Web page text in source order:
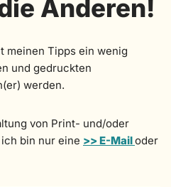
Anderen!
meinen Tipps ein wenig
und gedruckten
werden.
von Print- und/oder
bin nur eine >> E-Mailoder